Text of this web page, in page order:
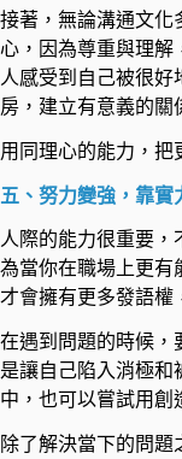
接著，無論溝通文化
心，因為尊重與理解
人感受到自己被很
房，建立有意義的關
用同理心的能力，把
五、努力變強，靠實
人際的能力很重要，
為當你在職場上更有
才會擁有更多發語權
在遇到問題的時候，
是讓自己陷入消極和
中，也可以嘗試用創
除了解決當下的問題